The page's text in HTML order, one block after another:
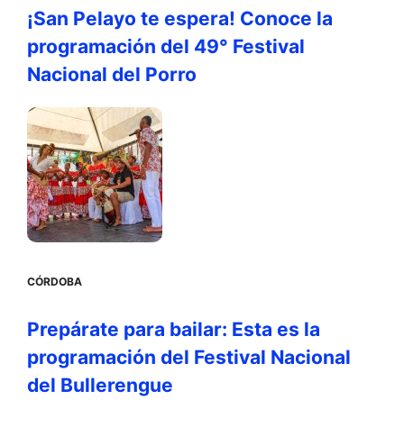
¡San Pelayo te espera! Conoce la
programación del 49° Festival
Nacional del Porro
CÓRDOBA
Prepárate para bailar: Esta es la
programación del Festival Nacional
del Bullerengue